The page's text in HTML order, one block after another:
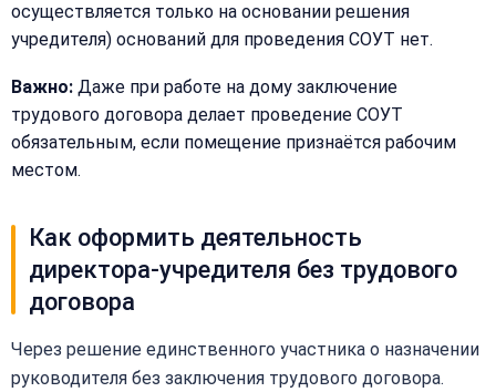
осуществляется только на основании решения
учредителя) оснований для проведения СОУТ нет.
Важно: Даже при работе на дому заключение
трудового договора делает проведение СОУТ
обязательным, если помещение признаётся рабочим
местом.
Как оформить деятельность
директора-учредителя без трудового
договора
Через решение единственного участника о назначении
руководителя без заключения трудового договора.